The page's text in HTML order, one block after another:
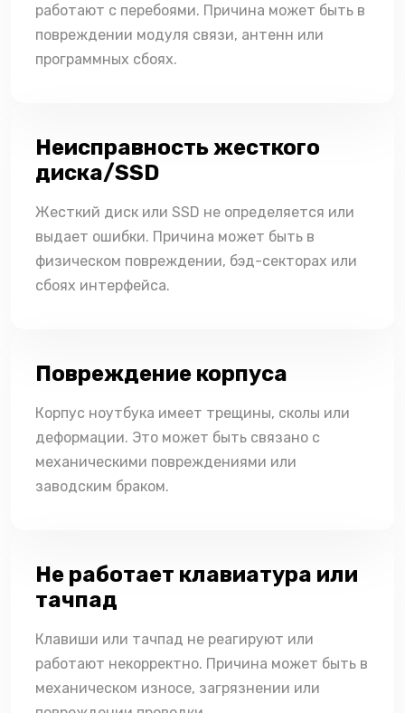
работают с перебоями. Причина может быть в
повреждении модуля связи, антенн или
программных сбоях.
Неисправность жесткого
диска/SSD
Жесткий диск или SSD не определяется или
выдает ошибки. Причина может быть в
физическом повреждении, бэд-секторах или
сбоях интерфейса.
Повреждение корпуса
Корпус ноутбука имеет трещины, сколы или
деформации. Это может быть связано с
механическими повреждениями или
заводским браком.
Не работает клавиатура или
тачпад
Клавиши или тачпад не реагируют или
работают некорректно. Причина может быть в
механическом износе, загрязнении или